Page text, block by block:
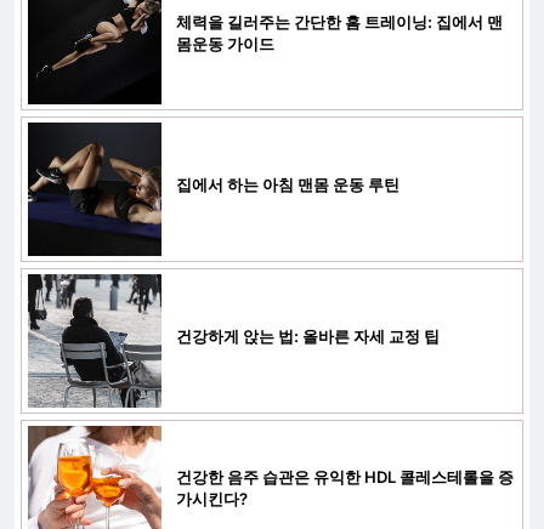
체력을 길러주는 간단한 홈 트레이닝: 집에서 맨
몸운동 가이드
집에서 하는 아침 맨몸 운동 루틴
건강하게 앉는 법: 올바른 자세 교정 팁
건강한 음주 습관은 유익한 HDL 콜레스테롤을 증
가시킨다?